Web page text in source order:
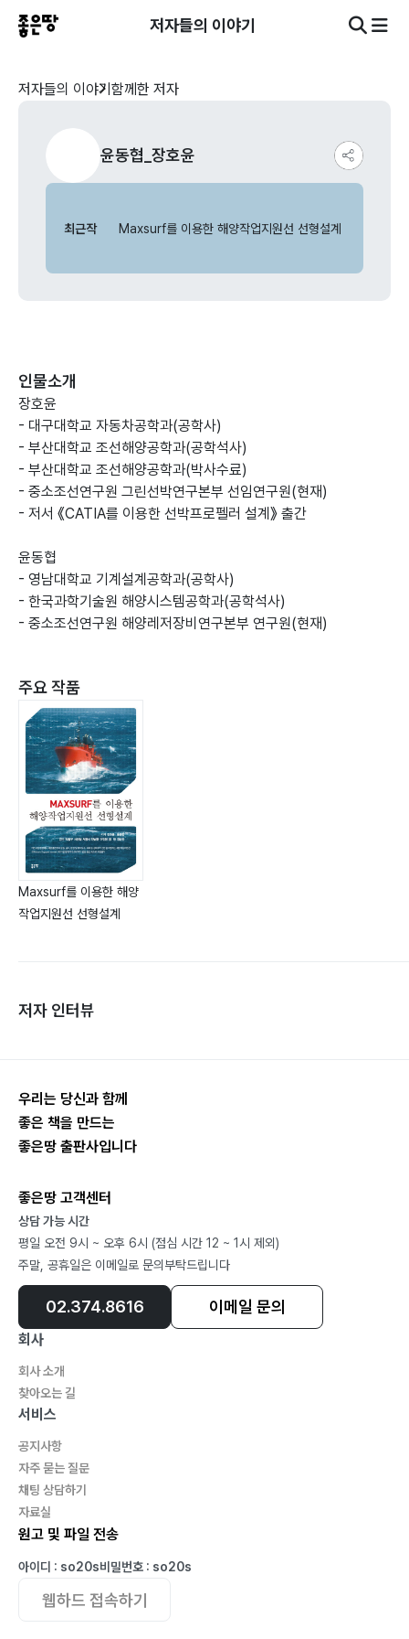
저자들의 이야기
저자들의 이야기 함께한 저자
윤동협_장호윤
최근작 Maxsurf를 이용한 해양작업지원선 선형설계
인물소개
장호윤
- 대구대학교 자동차공학과(공학사)
- 부산대학교 조선해양공학과(공학석사)
- 부산대학교 조선해양공학과(박사수료)
- 중소조선연구원 그린선박연구본부 선임연구원(현재)
- 저서 《CATIA를 이용한 선박프로펠러 설계》 출간
윤동협
- 영남대학교 기계설계공학과(공학사)
- 한국과학기술원 해양시스템공학과(공학석사)
- 중소조선연구원 해양레저장비연구본부 연구원(현재)
주요 작품
Maxsurf를 이용한 해양
작업지원선 선형설계
저자 인터뷰
우리는 당신과 함께
좋은 책을 만드는
좋은땅 출판사입니다
좋은땅 고객센터
상담 가능 시간
평일 오전 9시 ~ 오후 6시 (점심 시간 12 ~ 1시 제외)
주말, 공휴일은 이메일로 문의부탁드립니다
02.374.8616 이메일 문의
회사
회사 소개
찾아오는 길
서비스
공지사항
자주 묻는 질문
채팅 상담하기
자료실
원고 및 파일 전송
아이디 : so20s비밀번호 : so20s
웹하드 접속하기